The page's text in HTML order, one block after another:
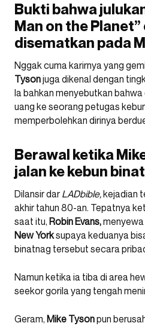
Bukti bahwa
Man on the
disematkan pada
Nggak cuma karirnya yang
Tysonjuga dikenal dengan
Ia bahkan menyebutkan
uang ke seorang petugas
memperbolehkan dirinya
Berawal ketika
jalan ke kebun
Dilansir dar LADbible,kejadian
akhir tahun 80-an. Tepatnya
saat itu, Robin Evans,menyewa
New Yorksupaya keduanya
binatnag tersebut secara
Namun ketika ia tiba di area
seekor gorila yang tengah
Geram, Mike Tysonpun